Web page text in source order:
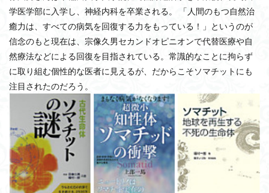
学医学部に入学し、神経内科を卒業される。 「人間のもつ自然治
癒力は、すべての病気を回復する力をもっている！」というのが
信念のもと現在は、宗像久男セカンドオピニオンで代替医療や自
然療法などによる回復を目指されている。常識的なことに拘らず
に取り組む個性的な医者に見えるが、だからこそソマチットにも
注目されたのだろう。